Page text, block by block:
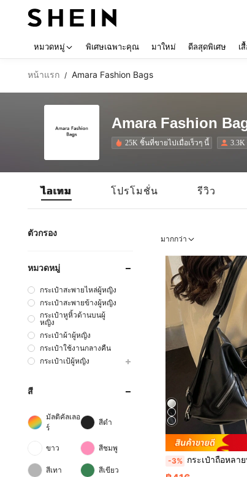
หมวดหมู่ พิเศษเฉพาะคุณ มาใหม่ ดีลสุดพิเศษ เ
หน้าแรก / Amara Fashion Bags
Amara Fashion
25K ชิ้นที่ขายไปเมื่อเร็วๆ นี้
ไอเทม โปรโมชั่น รีวิว
ตัวกรอง
หมวดหมู่
กระเป๋าสะพายไหล่ผู้หญิง
กระเป๋าสะพายข้างผู้หญิง
กระเป๋าหูหิ้วด้านบนผู้
หญิง
กระเป๋าผ้าผู้หญิง
กระเป๋าใช้งานกลางคืน
กระเป๋าเป้ผู้หญิง
สี
มัลติคัลเลอ
ร์
สีดำ
ขาว สีชมพู
สีเทา สีเขียว
มากกว่า
-3% กระเป๋าถือหลายประโยชน์สำหรับผู้หญิง, สไตล์ใหม่ที่หรูหรา, ความจุ